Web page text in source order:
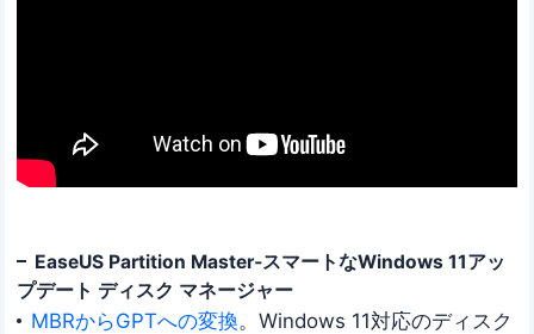
EaseUS Partition Master‐スマートなWindows 11アッ
プデート ディスク マネージャー
MBRからGPTへの変換。Windows 11対応のディスク